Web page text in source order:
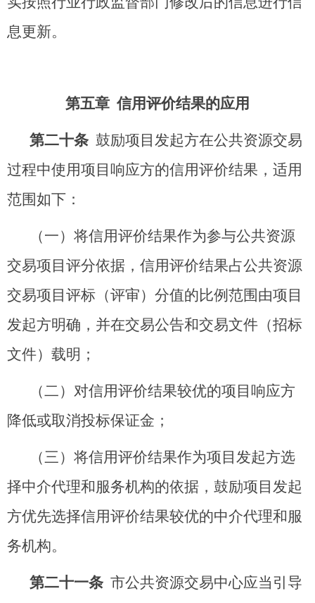
息更新。
第五章 信用评价结果的应用
第二十条 鼓励项目发起方在公共资源交易
过程中使用项目响应方的信用评价结果，适用
范围如下：
（一）将信用评价结果作为参与公共资源
交易项目评分依据，信用评价结果占公共资源
交易项目评标（评审）分值的比例范围由项目
发起方明确，并在交易公告和交易文件（招标
文件）载明；
（二）对信用评价结果较优的项目响应方
降低或取消投标保证金；
（三）将信用评价结果作为项目发起方选
择中介代理和服务机构的依据，鼓励项目发起
方优先选择信用评价结果较优的中介代理和服
务机构。
第二十一条 市公共资源交易中心应当引导